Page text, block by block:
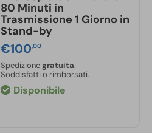
80 Minuti in
Trasmissione 1 Giorno in
Stand-by
€100,00
Spedizione gratuita.
Soddisfatti o rimborsati.
Disponibile